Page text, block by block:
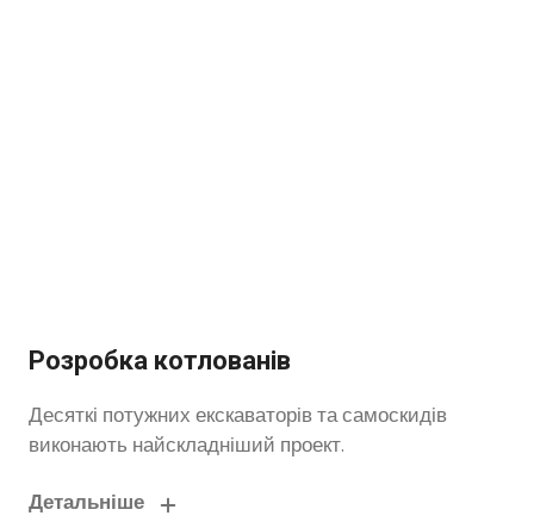
Розробка котлованів
Десяткі потужних екскаваторів та самоскидів
виконають найскладніший проект.
Детальніше